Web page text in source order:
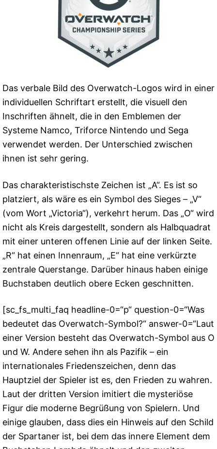
Das verbale Bild des Overwatch-Logos wird in einer
individuellen Schriftart erstellt, die visuell den
Inschriften ähnelt, die in den Emblemen der
Systeme Namco, Triforce Nintendo und Sega
verwendet werden. Der Unterschied zwischen
ihnen ist sehr gering.
Das charakteristischste Zeichen ist „A“. Es ist so
platziert, als wäre es ein Symbol des Sieges – „V“
(vom Wort „Victoria“), verkehrt herum. Das „O“ wird
nicht als Kreis dargestellt, sondern als Halbquadrat
mit einer unteren offenen Linie auf der linken Seite.
„R“ hat einen Innenraum, „E“ hat eine verkürzte
zentrale Querstange. Darüber hinaus haben einige
Buchstaben deutlich obere Ecken geschnitten.
[sc_fs_multi_faq headline-0=“p“ question-0=“Was
bedeutet das Overwatch-Symbol?“ answer-0=“Laut
einer Version besteht das Overwatch-Symbol aus O
und W. Andere sehen ihn als Pazifik – ein
internationales Friedenszeichen, denn das
Hauptziel der Spieler ist es, den Frieden zu wahren.
Laut der dritten Version imitiert die mysteriöse
Figur die moderne Begrüßung von Spielern. Und
einige glauben, dass dies ein Hinweis auf den Schild
der Spartaner ist, bei dem das innere Element dem